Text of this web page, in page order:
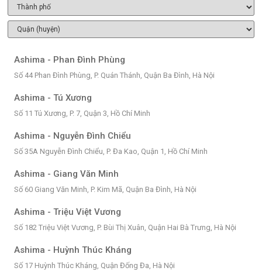
Ashima - Phan Đình Phùng
Số 44 Phan Đình Phùng, P. Quán Thánh, Quận Ba Đình, Hà Nội
Ashima - Tú Xương
Số 11 Tú Xương, P. 7, Quận 3, Hồ Chí Minh
Ashima - Nguyễn Đình Chiểu
Số 35A Nguyễn Đình Chiểu, P. Đa Kao, Quận 1, Hồ Chí Minh
Ashima - Giang Văn Minh
Số 60 Giang Văn Minh, P. Kim Mã, Quận Ba Đình, Hà Nội
Ashima - Triệu Việt Vương
Số 182 Triệu Việt Vương, P. Bùi Thị Xuân, Quận Hai Bà Trưng, Hà Nội
Ashima - Huỳnh Thúc Kháng
Số 17 Huỳnh Thúc Kháng, Quận Đống Đa, Hà Nội